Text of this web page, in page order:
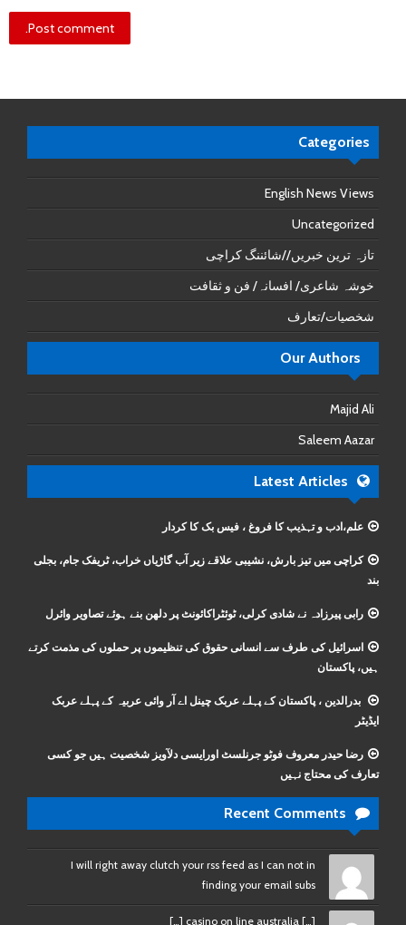
Categories
English News Views
Uncategorized
تازہ ترین خبریں//شائننگ کراچی
خوشہ شاعری/ افسانہ/ فن و ثقافت
شخصیات/تعارف
Our Authors
Majid Ali
Saleem Aazar
Latest Articles
علم،ادب و تہذیب کا فروغ ، فیس بک کا کردار
کراچی میں تیز بارش، نشیبی علاقے زیر آب گاڑیاں خراب، ٹریفک جام، بجلی
بند
رابی پیرزادہ نے شادی کرلی، ٹوئٹراکائونٹ پر دلھن بنے ہوئے تصاویر وائرل
اسرائیل کی طرف سے انسانی حقوق کی تنظیموں پر حملوں کی مذمت کرتے
ہیں، پاکستان
بدرالدین ، پاکستان کے پہلے عربک چینل اے آر وائی عربیہ کے پہلے عربک
ایڈیٹر
رضا حیدر معروف فوٹو جرنلسٹ اورایسی دلآویز شخصیت ہیں جو کسی
تعارف کی محتاج نہیں
Recent Comments
I will right away clutch your rss feed as I can not in
finding your email subs
[…] casino on line australia […]